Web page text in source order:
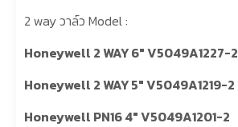
2 way วาล์ว Model :
Honeywell 2 WAY 6″ V5049A1227-2
Honeywell 2 WAY 5″ V5049A1219-2
Honeywell PN16 4″ V5049A1201-2